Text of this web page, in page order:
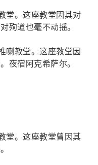
堂。这座教堂因其对
殉道也毫不动摇。
喇教堂。这座教堂因
夜宿阿克希萨尔。
堂。这座教堂曾因其